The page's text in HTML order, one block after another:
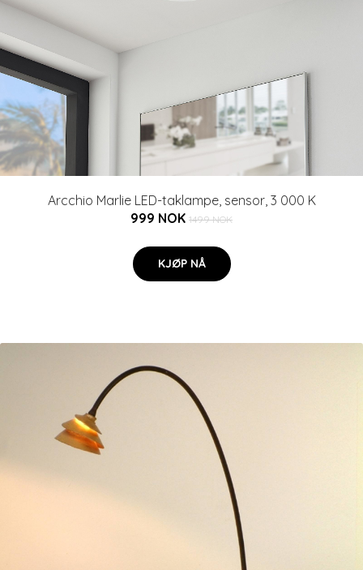
Arcchio Marlie LED-taklampe, sensor, 3 000 K
999 NOK 1499 NOK
KJØP NÅ